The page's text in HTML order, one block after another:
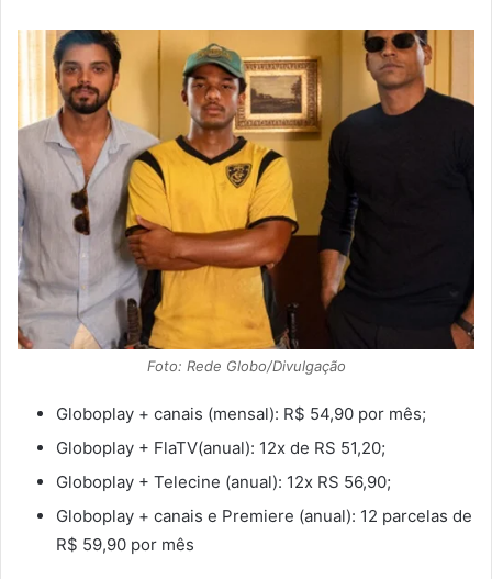
Foto: Rede Globo/Divulgação
Globoplay + canais (mensal): R$ 54,90 por mês;
Globoplay + FlaTV(anual): 12x de RS 51,20;
Globoplay + Telecine (anual): 12x RS 56,90;
Globoplay + canais e Premiere (anual): 12 parcelas de
R$ 59,90 por mês